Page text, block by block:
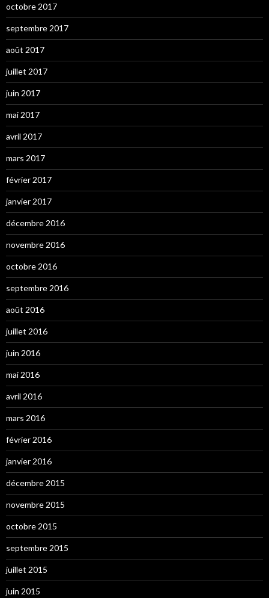
octobre 2017
septembre 2017
août 2017
juillet 2017
juin 2017
mai 2017
avril 2017
mars 2017
février 2017
janvier 2017
décembre 2016
novembre 2016
octobre 2016
septembre 2016
août 2016
juillet 2016
juin 2016
mai 2016
avril 2016
mars 2016
février 2016
janvier 2016
décembre 2015
novembre 2015
octobre 2015
septembre 2015
juillet 2015
juin 2015